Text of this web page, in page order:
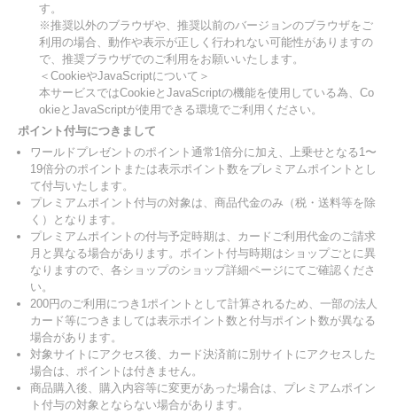
す。
※推奨以外のブラウザや、推奨以前のバージョンのブラウザをご
利用の場合、動作や表示が正しく行われない可能性がありますの
で、推奨ブラウザでのご利用をお願いいたします。
＜CookieやJavaScriptについて＞
本サービスではCookieとJavaScriptの機能を使用している為、Co
okieとJavaScriptが使用できる環境でご利用ください。
ポイント付与につきまして
ワールドプレゼントのポイント通常1倍分に加え、上乗せとなる1〜
19倍分のポイントまたは表示ポイント数をプレミアムポイントとし
て付与いたします。
プレミアムポイント付与の対象は、商品代金のみ（税・送料等を除
く）となります。
プレミアムポイントの付与予定時期は、カードご利用代金のご請求
月と異なる場合があります。ポイント付与時期はショップごとに異
なりますので、各ショップのショップ詳細ページにてご確認くださ
い。
200円のご利用につき1ポイントとして計算されるため、一部の法人
カード等につきましては表示ポイント数と付与ポイント数が異なる
場合があります。
対象サイトにアクセス後、カード決済前に別サイトにアクセスした
場合は、ポイントは付きません。
商品購入後、購入内容等に変更があった場合は、プレミアムポイン
ト付与の対象とならない場合があります。